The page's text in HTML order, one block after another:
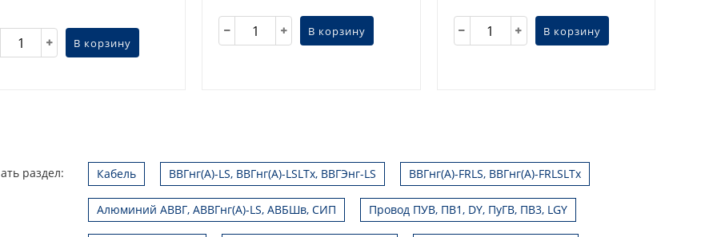
В корзину
В корзину В корзину
раздел: Кабель ВВГнг(А)-LS, ВВГнг(А)-LSLTx, ВВГЭнг-LS ВВГнг(А)-FRLS, ВВГнг(А)-FRLSLTx
Алюминий АВВГ, АВВГнг(А)-LS, АВБШв, СИП Провод ПУВ, ПВ1, DY, ПуГВ, ПВ3, LGY